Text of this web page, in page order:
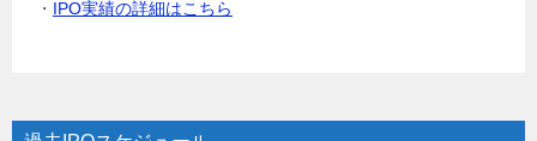
・ IPO実績の詳細はこちら